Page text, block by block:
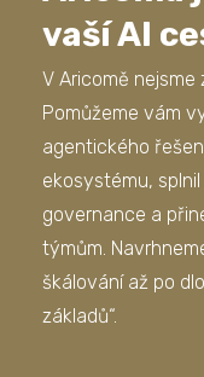
vaší AI
V Aricomě nejsme
Pomůžeme vám
agentického
ekosystému,
governance a
týmům.
škálování až po
základů“.